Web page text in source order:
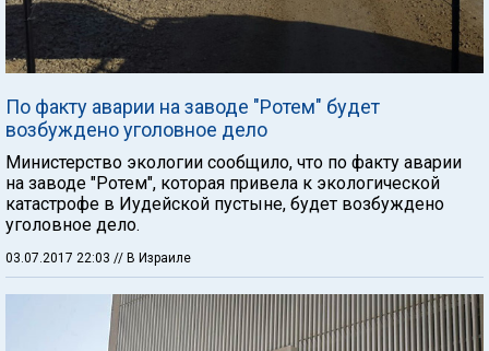
По факту аварии на заводе "Ротем" будет
возбуждено уголовное дело
Министерство экологии сообщило, что по факту аварии
на заводе "Ротем", которая привела к экологической
катастрофе в Иудейской пустыне, будет возбуждено
уголовное дело.
03.07.2017 22:03 // В Израиле